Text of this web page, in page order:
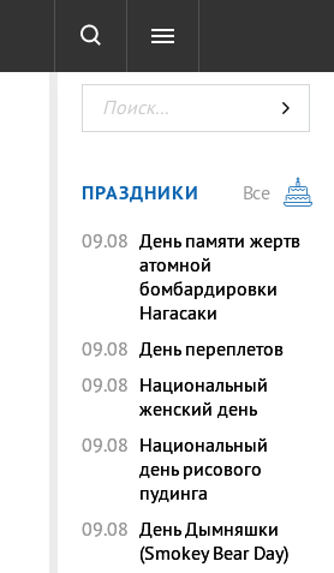
ТЕСТЫ
ПРАЗДНИКИ
Все
09.08 День памяти жертв
атомной
бомбардировки
Нагасаки
09.08 День переплетов
09.08 Национальный
женский день
09.08 Национальный
день рисового
пудинга
09.08 День Дымняшки
(Smokey Bear Day)